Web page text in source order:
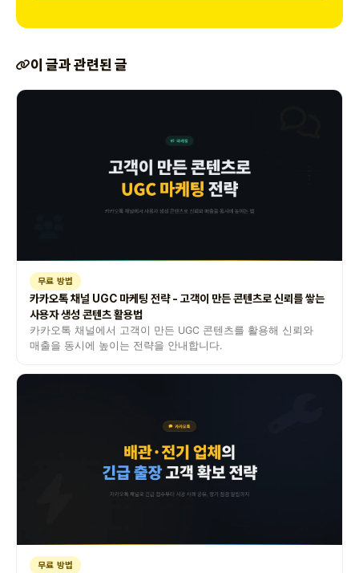
이 글과 관련된 글
무료 방법
카카오톡 채널 UGC 마케팅 전략 - 고객이 만든 콘텐츠로 신뢰를 쌓는
사용자 생성 콘텐츠 활용법
카카오톡 채널에서 고객이 만든 UGC 콘텐츠를 활용해 신뢰와
매출을 동시에 높이는 전략을 안내합니다.
무료 방법